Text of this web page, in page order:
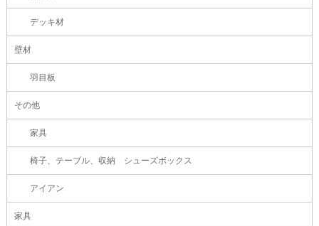
デッキ材
壁材
羽目板
その他
家具
椅子、テーブル、収納 シューズボックス
アイアン
家具